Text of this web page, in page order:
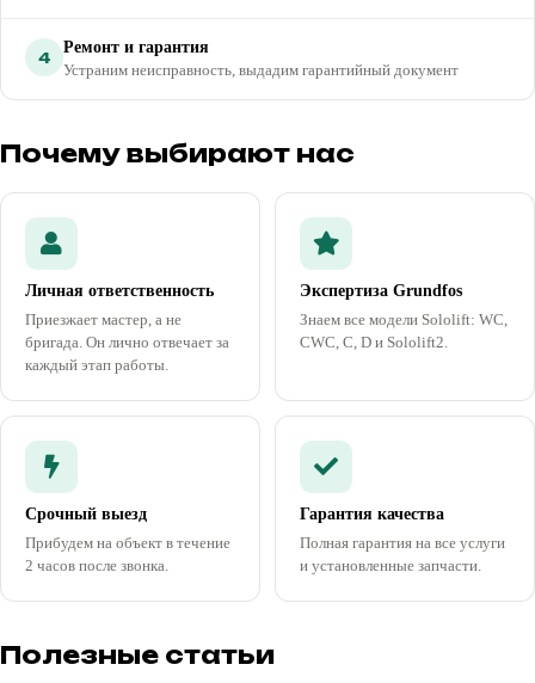
4
Ремонт и гарантия
Устраним неисправность, выдадим гарантийный документ
Почему выбирают нас
Личная ответственность
Приезжает мастер, а не
бригада. Он лично отвечает за
каждый этап работы.
Экспертиза Grundfos
Знаем все модели Sololift: WC,
CWC, C, D и Sololift2.
Срочный выезд
Прибудем на объект в течение
2 часов после звонка.
Гарантия качества
Полная гарантия на все услуги
и установленные запчасти.
Полезные статьи